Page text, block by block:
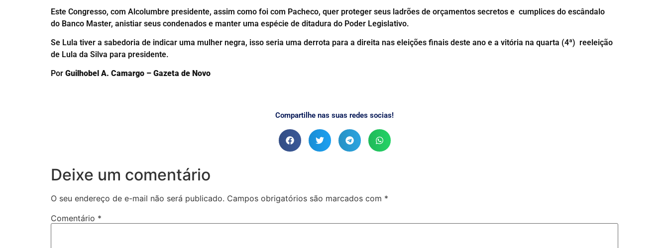
Este Congresso, com Alcolumbre presidente, assim como foi com Pacheco, quer proteger seus ladrões de orçamentos secretos e cumplices do escândalo
do Banco Master, anistiar seus condenados e manter uma espécie de ditadura do Poder Legislativo.
Se Lula tiver a sabedoria de indicar uma mulher negra, isso seria uma derrota para a direita nas eleições finais deste ano e a vitória na quarta (4ª) reeleição
de Lula da Silva para presidente.
Por Guilhobel A. Camargo – Gazeta de Novo
Compartilhe nas suas redes socias!
Deixe um comentário
O seu endereço de e-mail não será publicado. Campos obrigatórios são marcados com *
Comentário *